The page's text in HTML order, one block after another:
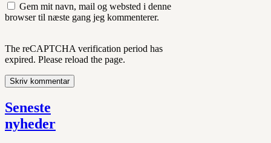
Gem mit navn, mail og websted i denne
browser til næste gang jeg kommenterer.
The reCAPTCHA verification period has
expired. Please reload the page.
Seneste
nyheder